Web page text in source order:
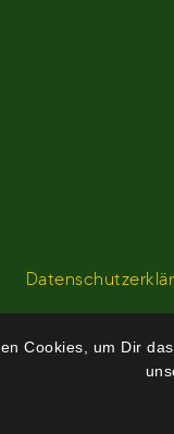
Cookies, um Dir